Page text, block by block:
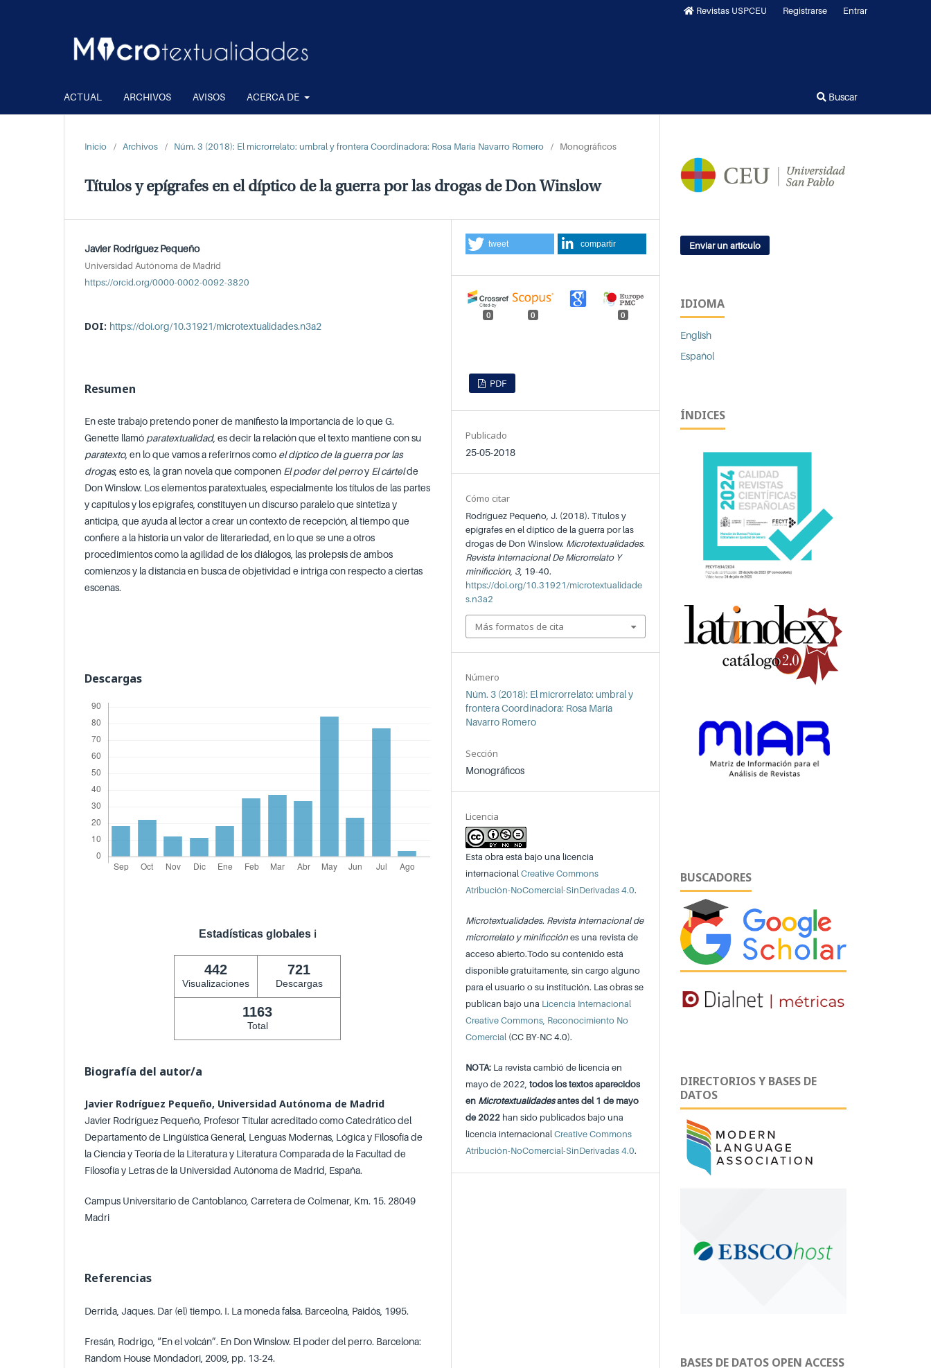
ACTUAL ARCHIVOS AVISOS ACERCA DE Buscar
Revistas USPCEU Registrarse Entrar
Inicio / Archivos / Núm. 3 (2018): El microrrelato: umbral y frontera Coordinadora: Rosa María Navarro Romero / Monográficos
Títulos y epígrafes en el díptico de la guerra por las drogas de Don Winslow
Javier Rodríguez Pequeño
Universidad Autónoma de Madrid
https://orcid.org/0000-0002-0092-3820
DOI: https://doi.org/10.31921/microtextualidades.n3a2
Resumen
En este trabajo pretendo poner de manifiesto la importancia de lo que G.
Genette llamó paratextualidad, es decir la relación que el texto mantiene con su
paratexto, en lo que vamos a referirnos como el díptico de la guerra por las
drogas, esto es, la gran novela que componen El poder del perroy El cártelde
Don Winslow. Los elementos paratextuales, especialmente los títulos de las partes
y capítulos y los epígrafes, constituyen un discurso paralelo que sintetiza y
anticipa, que ayuda al lector a crear un contexto de recepción, al tiempo que
confiere a la historia un valor de literariedad, en lo que se une a otros
procedimientos como la agilidad de los diálogos, las prolepsis de ambos
comienzos y la distancia en busca de objetividad e intriga con respecto a ciertas
escenas.
Descargas
Estadísticas globales ℹ️
442
Visualizaciones
721
Descargas
1163
Total
Biografía del autor/a
Javier Rodríguez Pequeño, Universidad Autónoma de Madrid
Javier Rodríguez Pequeño, Profesor Titular acreditado como Catedrático del
Departamento de Lingüística General, Lenguas Modernas, Lógica y Filosofía de
la Ciencia y Teoría de la Literatura y Literatura Comparada de la Facultad de
Filosofía y Letras de la Universidad Autónoma de Madrid, España.
Campus Universitario de Cantoblanco, Carretera de Colmenar, Km. 15. 28049
Madri
Referencias
Derrida, Jaques. Dar (el) tiempo. I. La moneda falsa. Barceolna, Paidós, 1995.
Fresán, Rodrigo, “En el volcán”. En Don Winslow. El poder del perro. Barcelona:
Random House Mondadori, 2009, pp. 13-24.
PDF
Publicado
25-05-2018
Número
Núm. 3 (2018): El microrrelato: umbral y
frontera Coordinadora: Rosa María
Navarro Romero
Sección
Monográficos
Licencia
Esta obra está bajo una licencia
internacionalCreative Commons
Atribución-NoComercial-SinDerivadas 4.0.
Microtextualidades. Revista Internacional de
microrrelato y minificciónes una revista de
acceso abierto.Todo su contenido está
disponible gratuitamente, sin cargo alguno
para el usuario o su institución. Las obras se
publican bajo una Licencia Internacional
Creative Commons, Reconocimiento No
Comercial (CC BY-NC 4.0).
NOTA: La revista cambió de licencia en
mayo de 2022,todos los textos aparecidos
en Microtextualidadesantes del 1 de mayo
de 2022 han sido publicados bajo una
licencia internacionalCreative Commons
Atribución-NoComercial-SinDerivadas 4.0.
Cómo citar
Rodríguez Pequeño, J. (2018). Títulos y
epígrafes en el díptico de la guerra por las
drogas de Don Winslow. Microtextualidades.
Revista Internacional De Microrrelato Y
minificción 3, 19-40.
https://doi.org/10.31921/microtextualidade
s.n3a2
Más formatos de cita
tweet compartir
0 0 0
Enviar un artículo
IDIOMA
English
Español
ÍNDICES
BUSCADORES
DIRECTORIOS Y BASES DE
DATOS
BASES DE DATOS OPEN ACCESS